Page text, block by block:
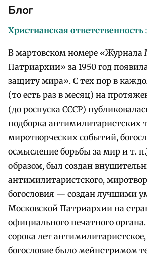
Блог
Христианская
В мартовском номере «Журнала
Патриархии» за 1950 год
защиту мира». С тех пор в
(то есть раз в месяц) на
(до роспуска СССР)
подборка антимилитаристских
миротворческих событий,
осмысление борьбы за мир и т.
образом, был создан
антимилитаристского,
богословия — создан лучшими
Московской Патриархии на
официального печатного
сорока лет
богословие было мейнстримом